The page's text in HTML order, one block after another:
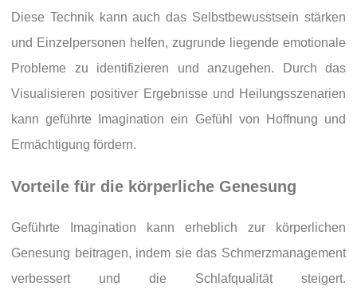
Diese Technik kann auch das Selbstbewusstsein stärken
und Einzelpersonen helfen, zugrunde liegende emotionale
Probleme zu identifizieren und anzugehen. Durch das
Visualisieren positiver Ergebnisse und Heilungsszenarien
kann geführte Imagination ein Gefühl von Hoffnung und
Ermächtigung fördern.
Vorteile für die körperliche Genesung
Geführte Imagination kann erheblich zur körperlichen
Genesung beitragen, indem sie das Schmerzmanagement
verbessert und die Schlafqualität steigert.